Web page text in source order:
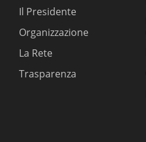
Il Presidente
Organizzazione
La Rete
Trasparenza